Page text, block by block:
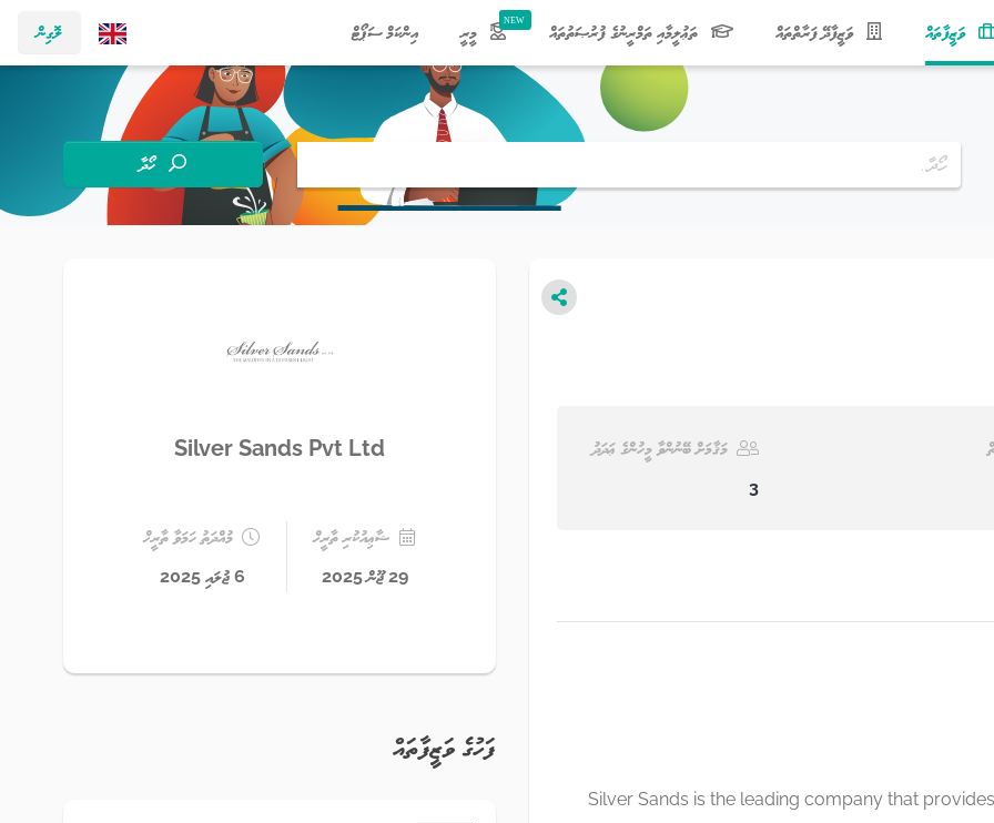
ލޮގިން ވަޒީފާތައް
(current) ވަޒީފާދޭ ފަރާތްތައް ތަޢުލީމާއި ތަމްރީނުގެ ފުރުޞަތުތައް މީރީ އިންކަމް ސަޕޯޓް
ހޯދާ
މަޤާމަށް ބޭނުންވާ މީހުންގެ ޢަދަދު
3
Silver Sands is the leading company that
Silver Sands Pvt Ltd
ޝާޢިއުކުރި ތާރީޚް
29 ޖޫން 2025
މުއްދަތު ހަމަވާ ތާރީޚް
6 ޖުލައި 2025
ފަހުގެ ވަޒީފާތައް